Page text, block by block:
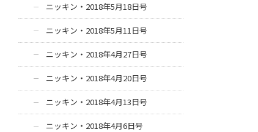
ニッキン・2018年5月18日号
ニッキン・2018年5月11日号
ニッキン・2018年4月27日号
ニッキン・2018年4月20日号
ニッキン・2018年4月13日号
ニッキン・2018年4月6日号